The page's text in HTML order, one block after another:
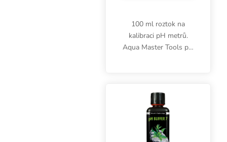
100 ml roztok na
kalibraci pH metrů.
Aqua Master Tools pH
Kapalinu nevracejte
zpět. Box 18 ks.